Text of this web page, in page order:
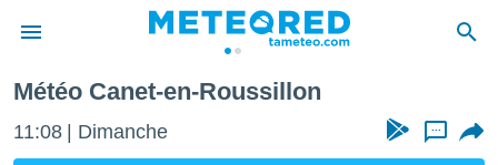
de
Météo Canet-en-Roussillon
11:08 Dimanche ...